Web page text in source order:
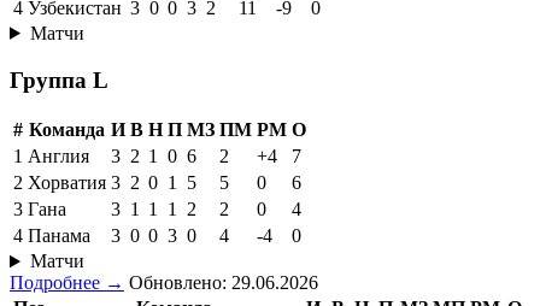
4 Узбекистан 3 0 0 3 2 11 -9
0
Матчи
Группа L
# Команда И В Н П МЗ ПМ РМ О
1 Англия 3 2 1 0 6 2 +4
7
2 Хорватия 3 2 0 1 5 5 0
6
3 Гана 3 1 1 1 2 2 0
4
4 Панама 3 0 0 3 0 4 -4
0
Матчи
Подробнее → Обновлено: 29.06.2026